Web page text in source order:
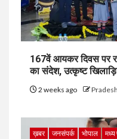
167वें आयकर दिवस पर
का संदेश, उत्कृष्ट
2 weeks ago
ख़बर जनसंपर्क भोपाल